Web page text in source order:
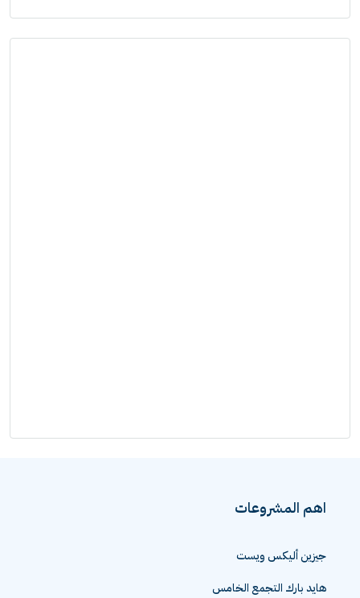
اهم المشروعات
جيزين أليكس ويست
هايد بارك التجمع الخامس